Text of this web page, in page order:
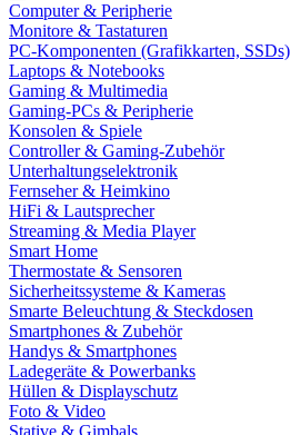
Computer & Peripherie
Monitore & Tastaturen
PC-Komponenten (Grafikkarten, SSDs)
Laptops & Notebooks
Gaming & Multimedia
Gaming-PCs & Peripherie
Konsolen & Spiele
Controller & Gaming-Zubehör
Unterhaltungselektronik
Fernseher & Heimkino
HiFi & Lautsprecher
Streaming & Media Player
Smart Home
Thermostate & Sensoren
Sicherheitssysteme & Kameras
Smarte Beleuchtung & Steckdosen
Smartphones & Zubehör
Handys & Smartphones
Ladegeräte & Powerbanks
Hüllen & Displayschutz
Foto & Video
Stative & Gimbals